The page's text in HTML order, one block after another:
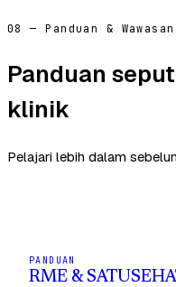
08 — Panduan & Wawasan
Panduan
klinik
Pelajari lebih dalam
PANDUAN
RME &